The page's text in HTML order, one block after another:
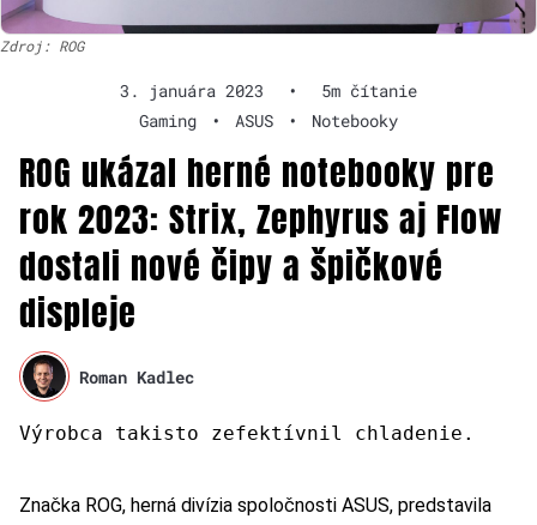
Zdroj: ROG
3. januára 2023 •
5m čítanie
Gaming
• ASUS • Notebooky
ROG ukázal herné notebooky pre
rok 2023: Strix, Zephyrus aj Flow
dostali nové čipy a špičkové
displeje
Roman Kadlec
Výrobca takisto zefektívnil chladenie.
Značka ROG, herná divízia spoločnosti ASUS, predstavila